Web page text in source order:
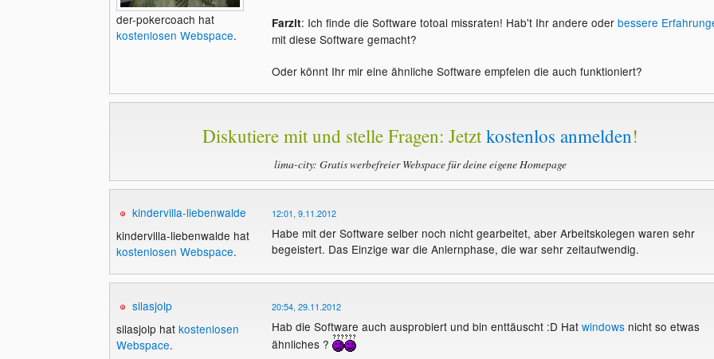
der-pokercoach hat
kostenlosen Webspace.
Farzit: Ich finde die Software totoal missraten! Hab't Ihr andere oder bessere
mit diese Software gemacht?
Oder könnt Ihr mir eine ähnliche Software empfelen die auch funktioniert?
Diskutiere mit und stelle Fragen: Jetztkostenlos anmelden!
lima-city: Gratis werbefreier Webspace für deine eigene Homepage
kindervilla-liebenwalde
kindervilla-liebenwalde hat
kostenlosen Webspace.
12:01, 9.11.2012
Habe mit der Software selber noch nicht gearbeitet, aber Arbeitskolegen waren sehr
begeistert. Das Einzige war die Anlernphase, die war sehr zeitaufwendig.
silasjolp
silasjolp hat kostenlosen
Webspace.
20:54, 29.11.2012
Hab die Software auch ausprobiert und bin enttäuscht :D Hat windowsnicht so etwas
ähnliches ?